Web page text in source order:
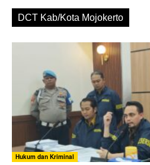
DCT Kab/Kota Mojokerto
Hukum dan Kriminal